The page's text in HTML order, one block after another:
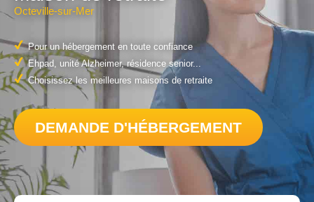
Octeville-sur-Mer
Pour un hébergement en toute confiance
Ehpad, unité Alzheimer, résidence senior...
Choisissez les meilleures maisons de retraite
DEMANDE D'HÉBERGEMENT